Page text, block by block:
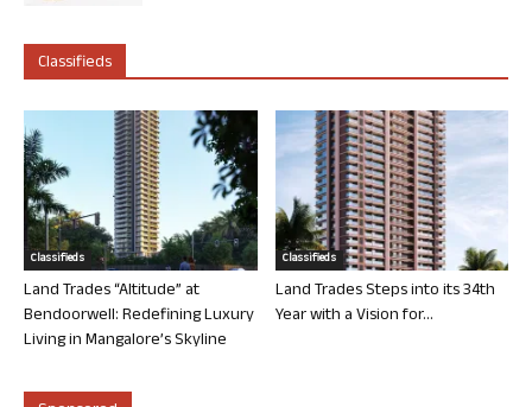
Classifieds
Classifieds
Land Trades “Altitude” at
Bendoorwell: Redefining Luxury
Living in Mangalore’s Skyline
Classifieds
Land Trades Steps into its 34th
Year with a Vision for...